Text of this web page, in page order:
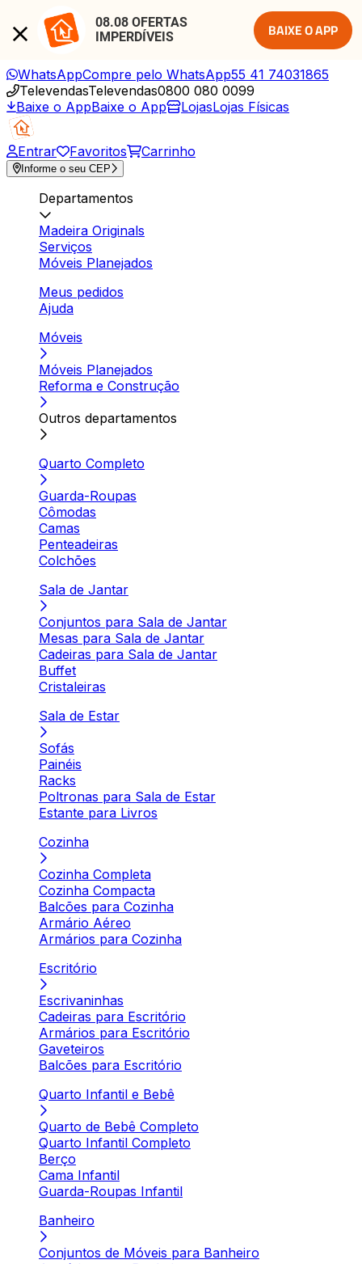
08.08 OFERTAS
IMPERDÍVEIS
BAIXE O APP
WhatsAppCompre pelo WhatsApp55 41 74031865
TelevendasTelevendas0800 080 0099
Baixe o AppBaixe o App LojasLojas Físicas
Entrar Favoritos Carrinho
Informe o seu CEP
Departamentos
Madeira Originals
Serviços
Móveis Planejados
Meus pedidos
Ajuda
Móveis
Móveis Planejados
Reforma e Construção
Outros departamentos
Quarto Completo
Guarda-Roupas
Cômodas
Camas
Penteadeiras
Colchões
Sala de Jantar
Conjuntos para Sala de Jantar
Mesas para Sala de Jantar
Cadeiras para Sala de Jantar
Buffet
Cristaleiras
Sala de Estar
Sofás
Painéis
Racks
Poltronas para Sala de Estar
Estante para Livros
Cozinha
Cozinha Completa
Cozinha Compacta
Balcões para Cozinha
Armário Aéreo
Armários para Cozinha
Escritório
Escrivaninhas
Cadeiras para Escritório
Armários para Escritório
Gaveteiros
Balcões para Escritório
Quarto Infantil e Bebê
Quarto de Bebê Completo
Quarto Infantil Completo
Berço
Cama Infantil
Guarda-Roupas Infantil
Banheiro
Conjuntos de Móveis para Banheiro